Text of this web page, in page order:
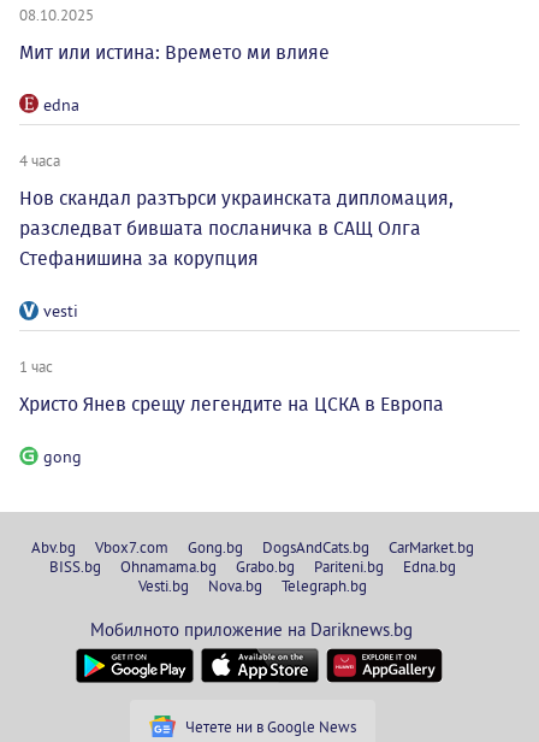
08.10.2025
Мит или истина: Времето ми влияе
edna
4 часа
Нов скандал разтърси украинската дипломация,
разследват бившата посланичка в САЩ Олга
Стефанишина за корупция
vesti
1 час
Христо Янев срещу легендите на ЦСКА в Европа
gong
Abv.bg Vbox7.com Gong.bg DogsAndCats.bg
CarMarket.bg
BISS.bg
Ohnamama.bg Grabo.bg Pariteni.bg
Edna.bg
Vesti.bg
Nova.bg Telegraph.bg
Мобилното приложение на Dariknews.bg
Четете ни в Google News